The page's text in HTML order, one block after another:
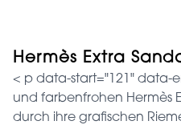
Hermès Extra
< p data-start="121" data-
und farbenfrohen Hermès
durch ihre grafischen